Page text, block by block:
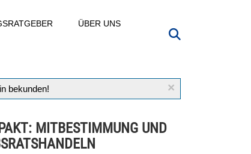
ÜBER UNS
×
bekunden!
MITBESTIMMUNG UND